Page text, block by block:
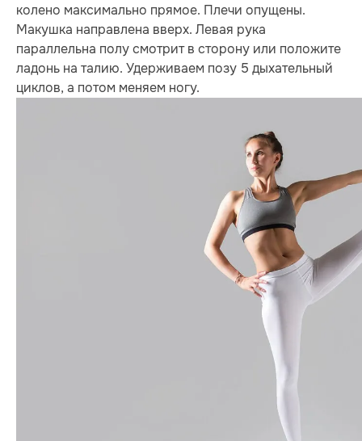
колено максимально прямое. Плечи опущены.
Макушка направлена вверх. Левая рука
параллельна полу смотрит в сторону или положите
ладонь на талию. Удерживаем позу 5 дыхательный
циклов, а потом меняем ногу.